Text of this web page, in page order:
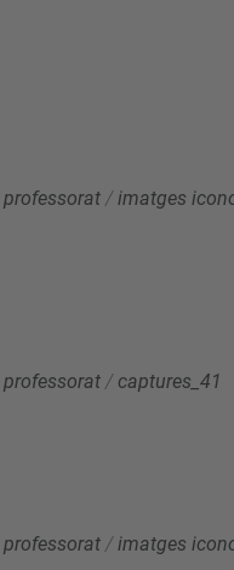
professorat /imatges
professorat / captures_41
professorat /imatges